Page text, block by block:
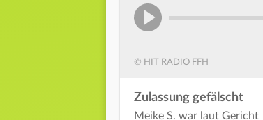
© HIT RADIO FFH
Zulassung gefälscht
Meike S. war laut